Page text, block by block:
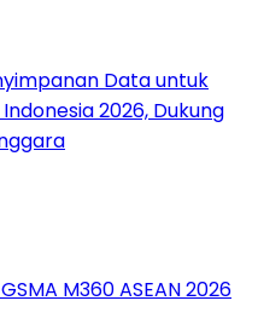
Data untuk
2026, Dukung
M360 ASEAN 2026